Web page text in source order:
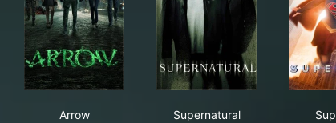
Arrow
Supernatural